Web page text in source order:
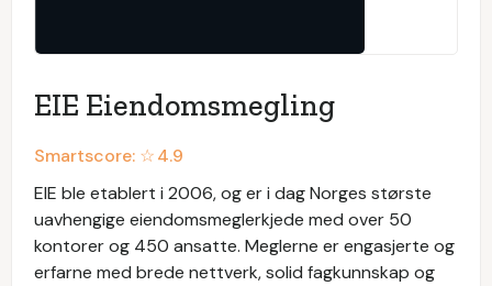
EIE Eiendomsmegling
Smartscore: ☆4.9
EIE ble etablert i 2006, og er i dag Norges største
uavhengige eiendomsmeglerkjede med over 50
kontorer og 450 ansatte. Meglerne er engasjerte og
erfarne med brede nettverk, solid fagkunnskap og